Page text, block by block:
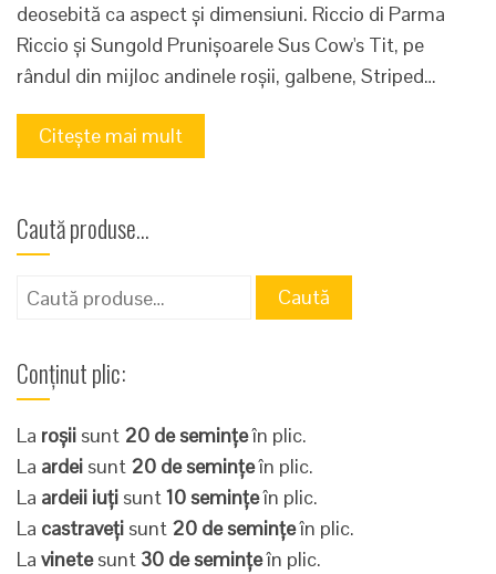
deosebită ca aspect și dimensiuni. Riccio di Parma
Riccio și Sungold Prunișoarele Sus Cow's Tit, pe
rândul din mijloc andinele roșii, galbene, Striped…
Citește mai mult
Caută produse…
Caută
Caută
Conținut plic:
La roșii sunt 20 de semințeîn plic.
La ardei sunt 20 de semințeîn plic.
La ardeii iuți sunt10 semințeîn plic.
La castraveți sunt 20 de semințeîn plic.
La vinetesunt 30 de semințeîn plic.